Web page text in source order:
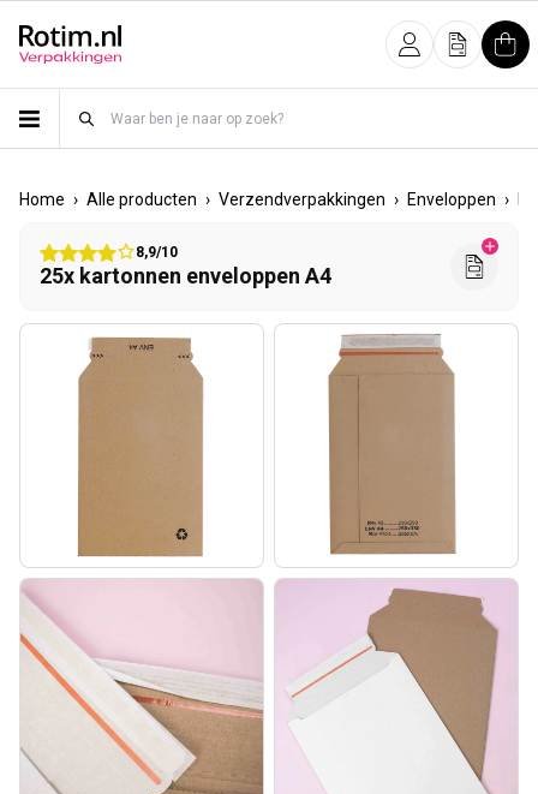
InloggenOfferte
Home › Alle producten › Verzendverpakkingen › Enveloppen ›
8,9/10
25x kartonnen enveloppen A4